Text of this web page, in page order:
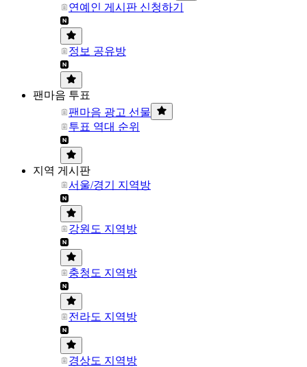
연예인 게시판 신청하기
정보 공유방
팬마음 투표
팬마음 광고 선물
투표 역대 순위
지역 게시판
서울/경기 지역방
강원도 지역방
충청도 지역방
전라도 지역방
경상도 지역방